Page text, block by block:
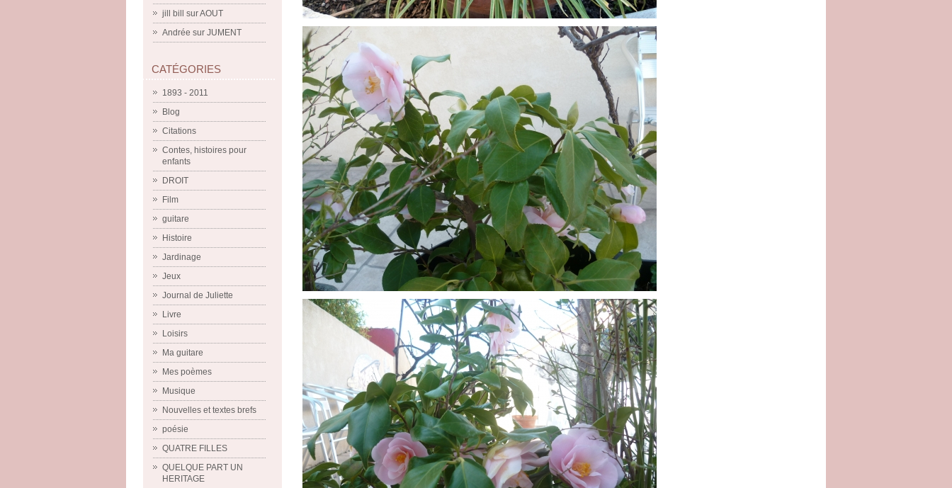
jill bill
surAOUT
Andrée sur JUMENT
CATÉGORIES
1893 - 2011
Blog
Citations
Contes, histoires pour
enfants
DROIT
Film
guitare
Histoire
Jardinage
Jeux
Journal de Juliette
Livre
Loisirs
Ma guitare
Mes poèmes
Musique
Nouvelles et textes brefs
poésie
QUATRE FILLES
QUELQUE PART UN
HERITAGE